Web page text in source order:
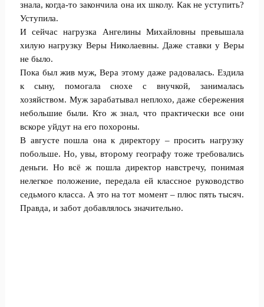
знала, когда-то закончила она их школу. Как не уступить?
Уступила.
И сейчас нагрузка Ангелины Михайловны превышала
хилую нагрузку Веры Николаевны. Даже ставки у Веры
не было.
Пока был жив муж, Вера этому даже радовалась. Ездила
к сыну, помогала снохе с внучкой, занималась
хозяйством. Муж зарабатывал неплохо, даже сбережения
небольшие были. Кто ж знал, что практически все они
вскоре уйдут на его похороны.
В августе пошла она к директору – просить нагрузку
побольше. Но, увы, второму географу тоже требовались
деньги. Но всё ж пошла директор навстречу, понимая
нелегкое положение, передала ей классное руководство
седьмого класса. А это на тот момент – плюс пять тысяч.
Правда, и забот добавлялось значительно.